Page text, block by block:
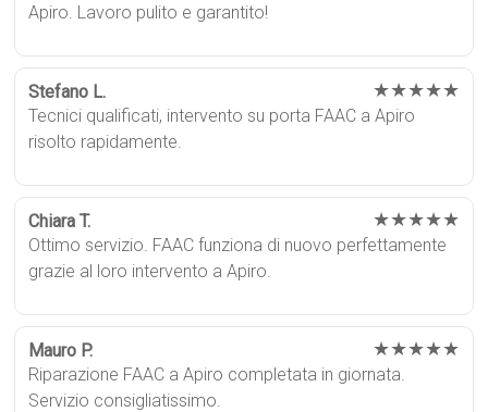
Apiro. Lavoro pulito e garantito!
Stefano L. ★★★★★
Tecnici qualificati, intervento su porta FAAC a Apiro
risolto rapidamente.
Chiara T. ★★★★★
Ottimo servizio. FAAC funziona di nuovo perfettamente
grazie al loro intervento a Apiro.
Mauro P. ★★★★★
Riparazione FAAC a Apiro completata in giornata.
Servizio consigliatissimo.